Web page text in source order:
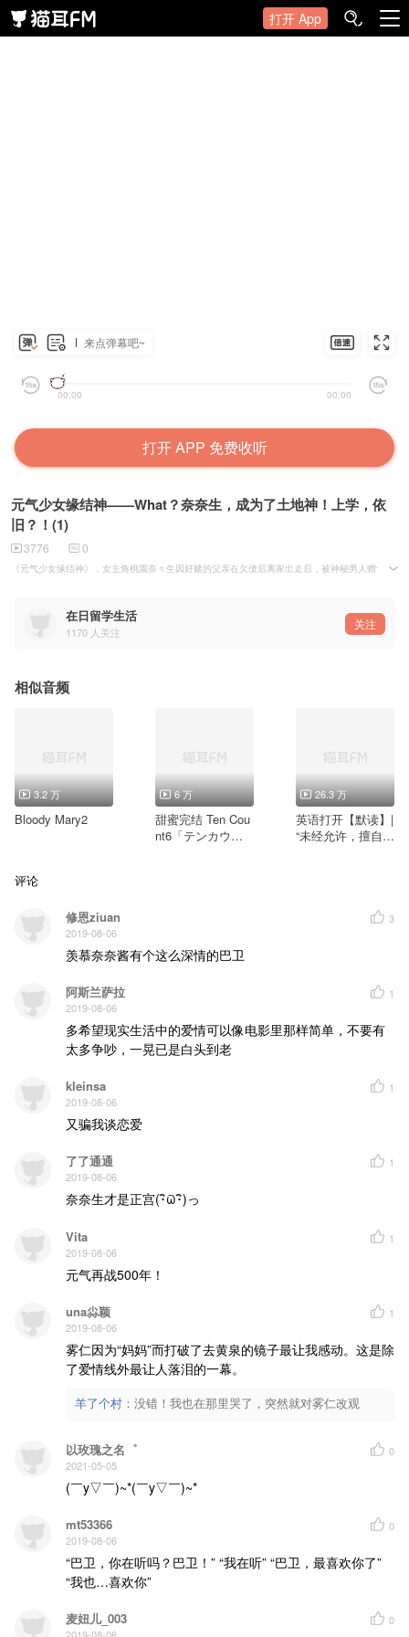
打开 App
来点弹幕吧~
00:00 00:00
打开 APP 免费收听
元气少女缘结神——What？奈奈生，成为了土地神！上学，依
旧？！(1)
3776 0
《元气少女缘结神》，女主角桃園奈々生因好赌的父亲在欠债后离家出走后，被神秘男人赠予“
在日留学生活
1170 人关注
关注
相似音频
3.2 万
Bloody Mary2
6 万
甜蜜完结 Ten Cou
nt6「テンカウン
26.3 万
英语打开【默读】|
“未经允许，擅自特
评论
修恩ziuan
2019-08-06
3
羡慕奈奈酱有个这么深情的巴卫
阿斯兰萨拉
2019-08-06
1
多希望现实生活中的爱情可以像电影里那样简单，不要有
太多争吵，一晃已是白头到老
kleinsa
2019-08-06
1
又骗我谈恋爱
了了通通
2019-08-06
1
奈奈生才是正宫(･ิϖ･ิ)っ
Vita
2019-08-06
1
元气再战500年！
una尛颖
2019-08-06
1
雾仁因为“妈妈”而打破了去黄泉的镜子最让我感动。这是除
了爱情线外最让人落泪的一幕。
羊了个村 ： 没错！我也在那里哭了，突然就对雾仁改观
以玫瑰之名゜
2021-05-05
0
(￣y▽￣)~*(￣y▽￣)~*
mt53366
2019-08-06
0
“巴卫，你在听吗？巴卫！” “我在听” “巴卫，最喜欢你了”
“我也…喜欢你”
麦妞儿_003 0